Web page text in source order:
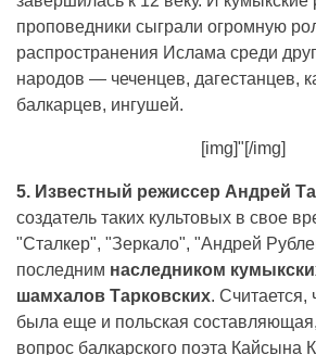
проповедники сыграли огромную
распространения Ислама среди
народов — чеченцев, дагестанцев,
балкарцев, ингушей.
[img]"[/img]
5. Известный режиссер Андрей
создатель таких культовых в свое
"Сталкер", "Зеркало", "Андрей
последним наследником
шамхалов Тарковских. Считается,
была еще и польская
вопрос балкарского поэта Кайсына